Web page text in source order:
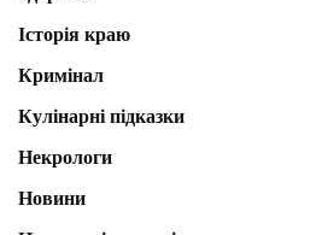
Історія краю
Кримінал
Кулінарні підказки
Некрологи
Новини